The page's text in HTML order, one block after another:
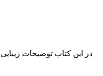
در این کتاب توضیحات